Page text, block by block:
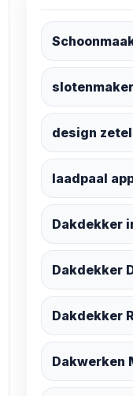
design
laadpaal
Dakdekker
Dakdekker
Dakdekker
Dakwerken